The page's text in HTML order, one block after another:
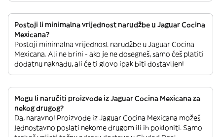
Postoji li minimalna vrijednost narudžbe u Jaguar Cocina
Mexicana?
Postoji minimalna vrijednost narudžbe u Jaguar Cocina
Mexicana. Ali ne brini - ako je ne dosegneš, samo ćeš platiti
dodatnu naknadu, ali će ti glovo ipak biti dostavljen!
Mogu li naručiti proizvode iz Jaguar Cocina Mexicana za
nekog drugog?
Da, naravno! Proizvode iz Jaguar Cocina Mexicana možeš
jednostavno poslati nekome drugom ili ih pokloniti. Samo